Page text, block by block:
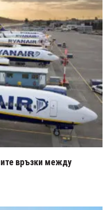
връзки между